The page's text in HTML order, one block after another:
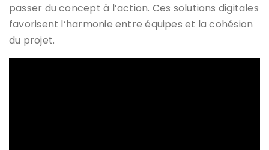
passer du concept à l’action. Ces solutions digitales
favorisent l’harmonie entre équipes et la cohésion
du projet.